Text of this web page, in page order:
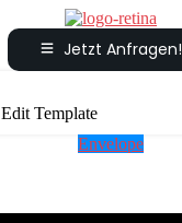
Jetzt Anfragen!
Edit Template
Envelope